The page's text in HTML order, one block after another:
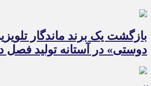
بازگشت یک برند ماندگار
دوستی» در آستانه تولید فصل